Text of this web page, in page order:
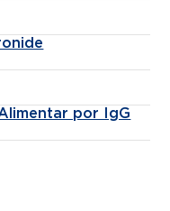
por IgG